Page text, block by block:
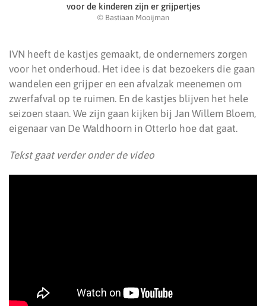
voor de kinderen zijn er grijpertjes
© Bastiaan Mooijman
IVN heeft de kastjes gemaakt, de ondernemers zorgen
voor het onderhoud. Het idee is dat bezoekers die gaan
wandelen een grijper en een afvalzak meenemen om
zwerfafval op te ruimen. En de kastjes blijven het hele
seizoen staan. We zijn gaan kijken bij Jan Willem Bloem,
eigenaar van De Waldhoorn in Otterlo hoe dat gaat.
Tekst gaat verder onder de video